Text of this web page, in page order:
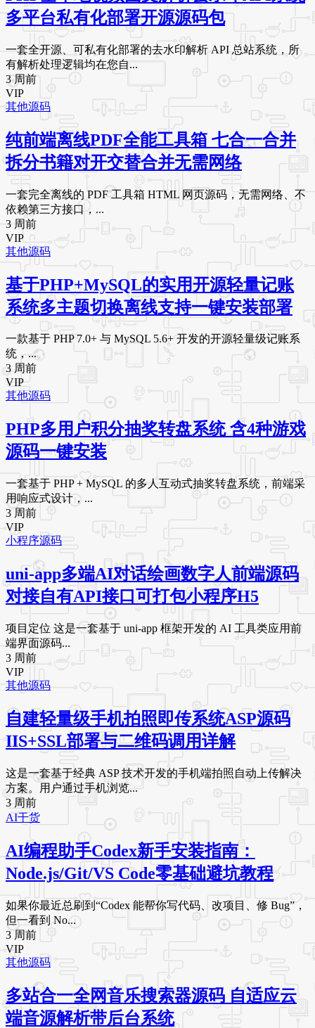
多平台私有化部署开源源码包
一套全开源、可私有化部署的去水印解析 API 总站系统，所
有解析处理逻辑均在您自...
3 周前
VIP
其他源码
纯前端离线PDF全能工具箱 七合一合并
拆分书籍对开交替合并无需网络
一套完全离线的 PDF 工具箱 HTML 网页源码，无需网络、不
依赖第三方接口，...
3 周前
VIP
其他源码
基于PHP+MySQL的实用开源轻量记账
系统多主题切换离线支持一键安装部署
一款基于 PHP 7.0+ 与 MySQL 5.6+ 开发的开源轻量级记账系
统，...
3 周前
VIP
其他源码
PHP多用户积分抽奖转盘系统 含4种游戏
源码一键安装
一套基于 PHP + MySQL 的多人互动式抽奖转盘系统，前端采
用响应式设计，...
3 周前
VIP
小程序源码
uni-app多端AI对话绘画数字人前端源码
对接自有API接口可打包小程序H5
项目定位 这是一套基于 uni-app 框架开发的 AI 工具类应用前
端界面源码...
3 周前
VIP
其他源码
自建轻量级手机拍照即传系统ASP源码
IIS+SSL部署与二维码调用详解
这是一套基于经典 ASP 技术开发的手机端拍照自动上传解决
方案。用户通过手机浏览...
3 周前
AI干货
AI编程助手Codex新手安装指南：
Node.js/Git/VS Code零基础避坑教程
如果你最近总刷到“Codex 能帮你写代码、改项目、修 Bug”，
但一看到 No...
3 周前
VIP
其他源码
多站合一全网音乐搜索器源码 自适应云
端音源解析带后台系统